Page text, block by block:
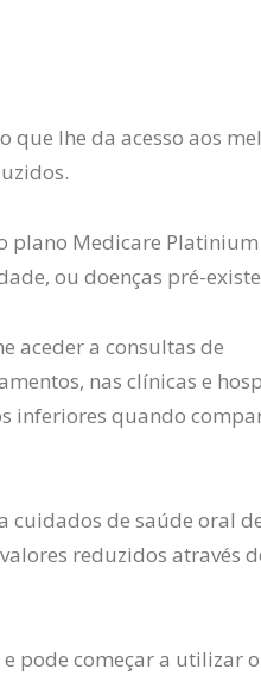
lhe da acesso aos
plano Medicare
ou doenças pré-
aceder a consultas de
nas clínicas e
inferiores quando
cuidados de saúde oral
reduzidos através
pode começar a utilizar